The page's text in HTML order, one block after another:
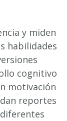
y miden
habilidades
cognitivo
motivación
reportes